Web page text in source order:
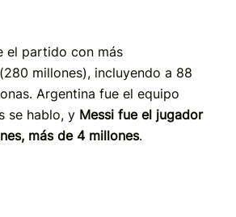
el partido con más
millones), incluyendo a 88
Argentina fue el equipo
se hablo, y Messi fue el jugador
más de 4 millones.